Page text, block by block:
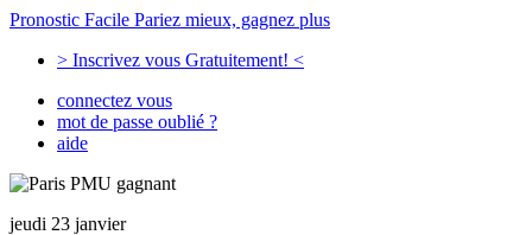
Pronostic Facile Pariez mieux, gagnez plus
> Inscrivez vous Gratuitement! <
connectez vous
mot de passe oublié ?
aide
jeudi 23 janvier